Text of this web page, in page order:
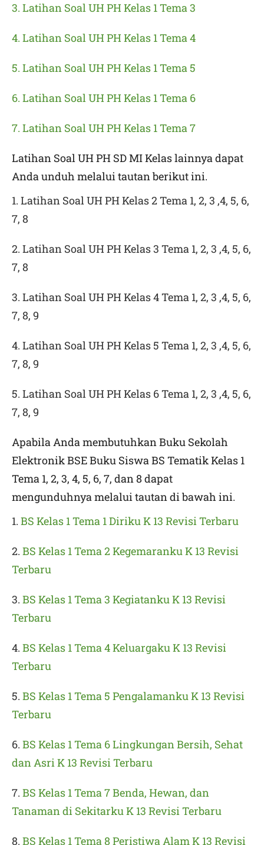
3. Latihan Soal UH PH Kelas 1 Tema 3
4. Latihan Soal UH PH Kelas 1 Tema 4
5. Latihan Soal UH PH Kelas 1 Tema 5
6. Latihan Soal UH PH Kelas 1 Tema 6
7. Latihan Soal UH PH Kelas 1 Tema 7
Latihan Soal UH PH SD MI Kelas lainnya dapat
Anda unduh melalui tautan berikut ini.
1. Latihan Soal UH PH Kelas 2 Tema 1, 2, 3 ,4, 5, 6,
7, 8
2. Latihan Soal UH PH Kelas 3 Tema 1, 2, 3 ,4, 5, 6,
7, 8
3. Latihan Soal UH PH Kelas 4 Tema 1, 2, 3 ,4, 5, 6,
7, 8, 9
4. Latihan Soal UH PH Kelas 5 Tema 1, 2, 3 ,4, 5, 6,
7, 8, 9
5. Latihan Soal UH PH Kelas 6 Tema 1, 2, 3 ,4, 5, 6,
7, 8, 9
Apabila Anda membutuhkan Buku Sekolah
Elektronik BSE Buku Siswa BS Tematik Kelas 1
Tema 1, 2, 3, 4, 5, 6, 7, dan 8 dapat
mengunduhnya melalui tautan di bawah ini.
1. BS Kelas 1 Tema 1 Diriku K 13 Revisi Terbaru
2. BS Kelas 1 Tema 2 Kegemaranku K 13 Revisi
Terbaru
3. BS Kelas 1 Tema 3 Kegiatanku K 13 Revisi
Terbaru
4. BS Kelas 1 Tema 4 Keluargaku K 13 Revisi
Terbaru
5. BS Kelas 1 Tema 5 Pengalamanku K 13 Revisi
Terbaru
6. BS Kelas 1 Tema 6 Lingkungan Bersih, Sehat
dan Asri K 13 Revisi Terbaru
7. BS Kelas 1 Tema 7 Benda, Hewan, dan
Tanaman di Sekitarku K 13 Revisi Terbaru
8. BS Kelas 1 Tema 8 Peristiwa Alam K 13 Revisi